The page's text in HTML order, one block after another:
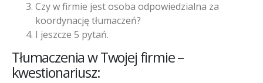
Czy w firmie jest osoba odpowiedzialna za
koordynację tłumaczeń?
I jeszcze 5 pytań.
Tłumaczenia w Twojej firmie –
kwestionariusz: